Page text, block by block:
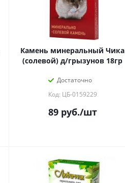
Камень минеральный Чика
(солевой) д/грызунов 18гр
Достаточно
Код: ЦБ-0159229
89руб./шт